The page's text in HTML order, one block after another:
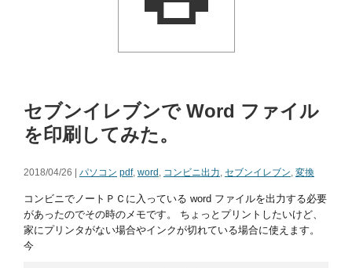
セブンイレブンで Word ファイル
を印刷してみた。
2018/04/26 | パソコン pdf, word , コンビニ出力, セブンイレブン, 変換
コンビニでノートＰＣに入っている word ファイルを出力する必要
があったのでその時のメモです。 ちょっとプリントしたいけど、
家にプリンタがない場合やインクが切れている場合に使えます。
今